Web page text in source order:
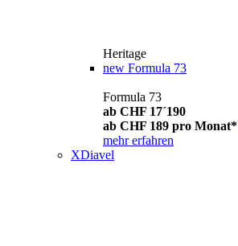
Heritage
new Formula 73
Formula 73
ab CHF 17´190
ab CHF 189 pro Monat*
mehr erfahren
XDiavel